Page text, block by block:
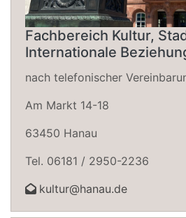
Fachbereich Kultur,
Internationale
nach telefonischer
Am Markt 14-18
63450 Hanau
Tel. 06181 / 2950-2236
kultur@hanau.de